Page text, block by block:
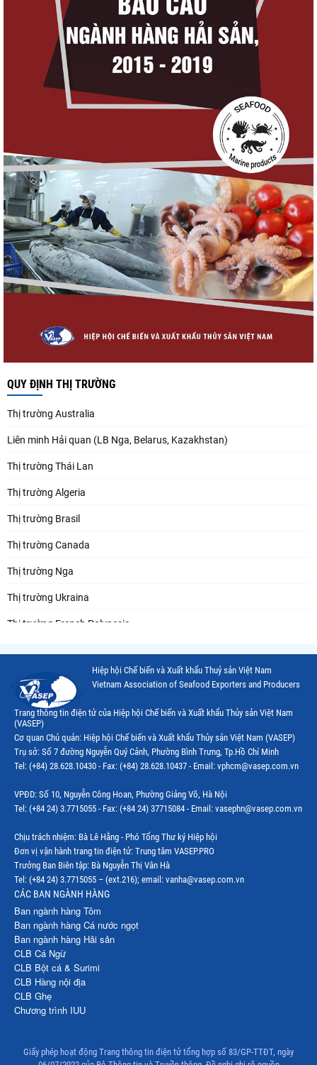
QUY ĐỊNH THỊ TRƯỜNG
Thị trường Australia
Liên minh Hải quan (LB Nga, Belarus, Kazakhstan)
Thị trường Thái Lan
Thị trường Algeria
Thị trường Brasil
Thị trường Canada
Thị trường Nga
Thị trường Ukraina
Thị trường French Polynesia
Thị trường Papua New Guinea
Thị trường New Zealand
Thị trường Đài Loan
Thị trường Hàn Quốc
Thị trường EU
Thị trường Nhật Bản
Thị trường Việt Nam
Hiệp hội Chế biến và Xuất khẩu Thuỷ sản Việt Nam
Vietnam Association of Seafood Exporters and Producers
Trang thông tin điện tử của Hiệp hội Chế biến và Xuất khẩu Thủy sản Việt Nam
(VASEP)
Cơ quan Chủ quản: Hiệp hội Chế biến và Xuất khẩu Thủy sản Việt Nam (VASEP)
Trụ sở: Số 7 đường Nguyễn Quý Cảnh, Phường Bình Trưng, Tp.Hồ Chí Minh
Tel: (+84) 28.628.10430 - Fax: (+84) 28.628.10437 - Email: vphcm@vasep.com.vn
VPĐD: Số 10, Nguyễn Công Hoan, Phường Giảng Võ, Hà Nội
Tel: (+84 24) 3.7715055 - Fax: (+84 24) 37715084 - Email: vasephn@vasep.com.vn
Chịu trách nhiệm: Bà Lê Hằng - Phó Tổng Thư ký Hiệp hội
Đơn vị vận hành trang tin điện tử: Trung tâm VASEP.PRO
Trưởng Ban Biên tập: Bà Nguyễn Thị Vân Hà
Tel: (+84 24) 3.7715055 – (ext.216); email: vanha@vasep.com.vn
CÁC BAN NGÀNH HÀNG
Ban ngành hàng Tôm
Ban ngành hàng Cá nước ngọt
Ban ngành hàng Hải sản
CLB Cá Ngừ
CLB Bột cá & Surimi
CLB Hàng nội địa
CLB Ghẹ
Chương trình IUU
Giấy phép hoạt động Trang thông tin điện tử tổng hợp số 83/GP-TTĐT, ngày